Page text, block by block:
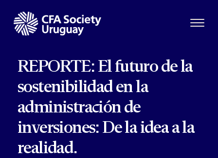
REPORTE: El futuro de la
sostenibilidad en la
administración de
inversiones: De la idea a la
realidad.